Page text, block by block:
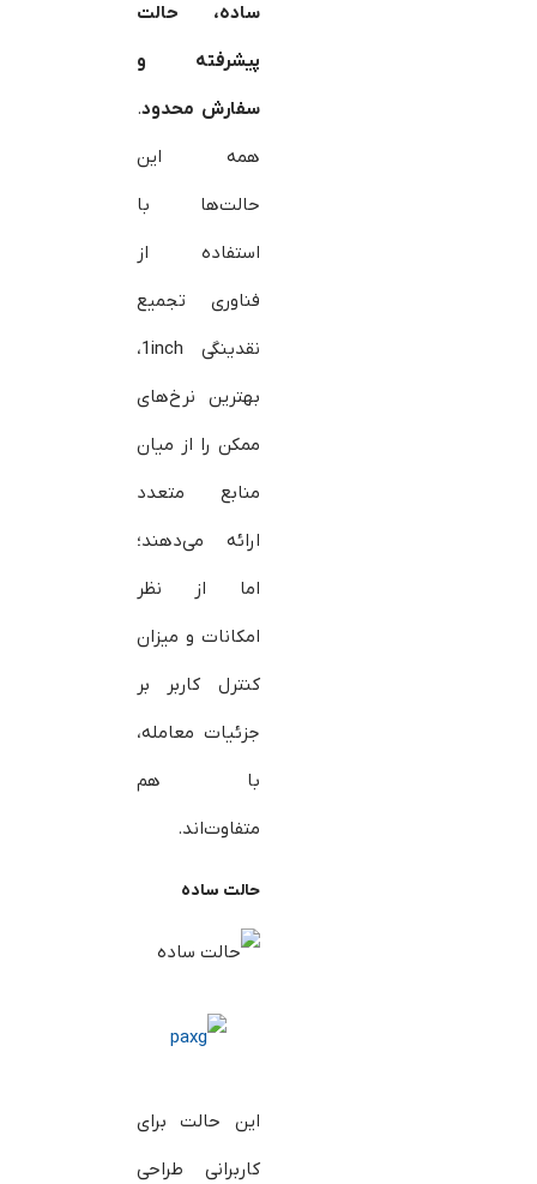
ساده، حالت
پیشرفته و
سفارش محدود.
همه این
حالت‌ها با
استفاده از
فناوری تجمیع
نقدینگی 1inch،
بهترین نرخ‌های
ممکن را از میان
منابع متعدد
ارائه می‌دهند؛
اما از نظر
امکانات و میزان
کنترل کاربر بر
جزئیات معامله،
با هم
متفاوت‌اند.
حالت ساده
این حالت برای
کاربرانی طراحی